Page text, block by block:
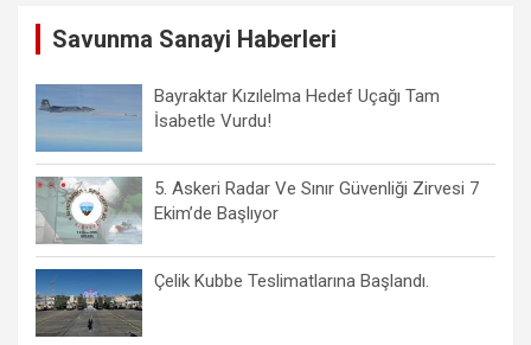
Savunma Sanayi Haberleri
Bayraktar Kızılelma Hedef Uçağı Tam
İsabetle Vurdu!
5. Askeri Radar Ve Sınır Güvenliği Zirvesi 7
Ekim’de Başlıyor
Çelik Kubbe Teslimatlarına Başlandı.